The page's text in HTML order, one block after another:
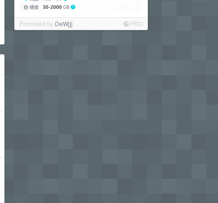
Promoted by DeWjjj PRO